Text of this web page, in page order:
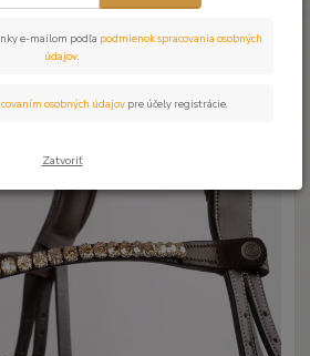
e-mailom podľa podmienok spracovania osobných
údajov.
osobných údajov pre účely registrácie.
Zatvoriť